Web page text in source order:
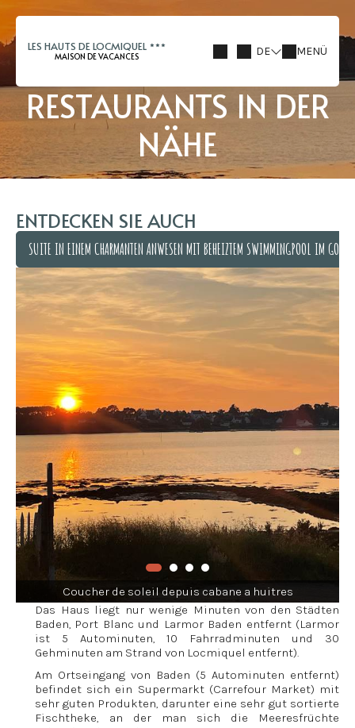
LES HAUTS DE LOCMIQUEL
MAISON DE VACANCES DE MENÜ
RESTAURANTS IN DER
NÄHE
ENTDECKEN SIE AUCH
SUITE IN EINEM CHARMANTEN ANWESEN MIT BEHEIZTEM SWIMMINGPOOL IM GOLF
SUITE IN EINEM CHARMANTEN ANWESEN MIT BEHEIZTEM SWIMMINGPOOL IM GOLF
Coucher de soleil depuis cabane a huitres
Das Haus liegt nur wenige Minuten von den Städten
Baden, Port Blanc und Larmor Baden entfernt (Larmor
ist 5 Autominuten, 10 Fahrradminuten und 30
Gehminuten am Strand von Locmiquel entfernt).
Am Ortseingang von Baden (5 Autominuten entfernt)
befindet sich ein Supermarkt (Carrefour Market) mit
sehr guten Produkten, darunter eine sehr gut sortierte
Fischtheke, an der man sich die Meeresfrüchte